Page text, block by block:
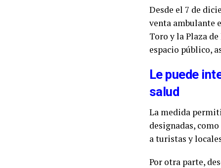
Desde el 7 de
venta ambulante
Toro y la Plaza
espacio público,
Le puede
salud
La medida
designadas,
a turistas y
Por otra parte,